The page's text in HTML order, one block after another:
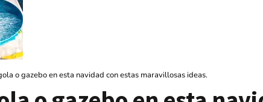
o gazebo en esta navidad con estas maravillosas ideas.